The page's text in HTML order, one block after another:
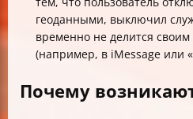
геоданными, выключил
временно не делится
(например, в iMessage или
Почему